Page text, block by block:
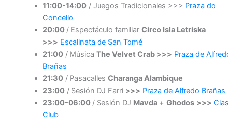
11:00-14:00/ Juegos Tradicionales >>> Praza do
Concello
20:00 / Espectáculo familiar Circo Isla Letriska
>>> Escalinata de San Tomé
21:00/ Música The Velvet Crab >>> Praza de
Brañas
21:30/ Pasacalles Charanga Alambique
23:00/ Sesión DJ Farri >>> Praza de Alfredo Brañas
23:00-06:00 / Sesión DJ Mavda+ Ghodos >>>
Club